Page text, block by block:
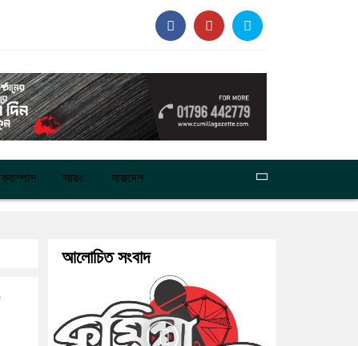
ক্যাম্পাস আরও সারাদেশ
আলোচিত সংবাদ